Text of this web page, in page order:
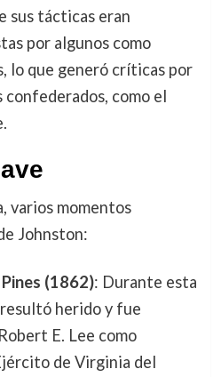
sus tácticas eran
por algunos como
lo que generó críticas por
como el
varios momentos
Johnston:
(1862): Durante esta
herido y fue
E. Lee como
de Virginia del